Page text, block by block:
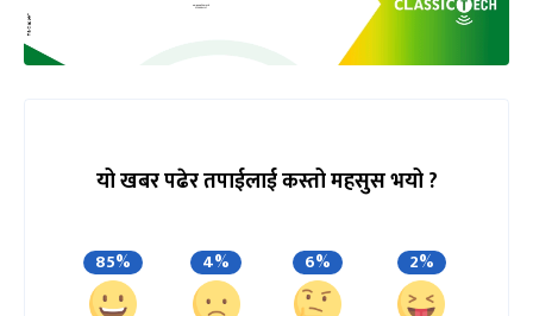
यो खबर पढेर तपाईलाई कस्तो महसुस भयो ?
85% 4% 6% 2%